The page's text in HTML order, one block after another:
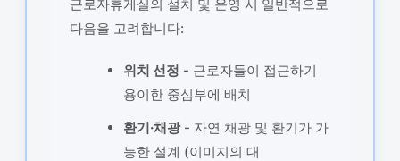
근로자휴게실의 설치 및 운영 시 일반적으로
다음을 고려합니다:
위치 선정 - 근로자들이 접근하기
용이한 중심부에 배치
환기·채광- 자연 채광 및 환기가 가
능한 설계 (이미지의 대